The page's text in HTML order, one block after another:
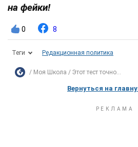
на фейки!
0 8
Теги Редакционная политика
Моя Школа Этот тест точно...
Вернуться на